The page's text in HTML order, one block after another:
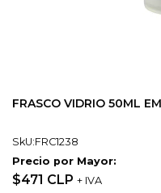
FRASCO VIDRIO 50ML
SkU:FRC1238
Precio por Mayor:
$471 CLP + IVA